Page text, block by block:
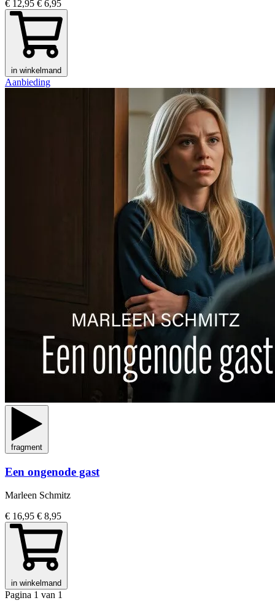
€ 12,95 € 6,95
in winkelmand
Aanbieding
fragment
Een ongenode gast
Marleen Schmitz
€ 16,95 € 8,95
in winkelmand
Pagina 1 van 1